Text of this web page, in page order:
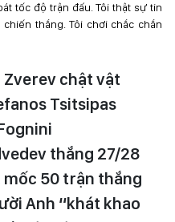
tốc độ trận đấu. Tôi thật sự tin
thắng. Tôi chơi chắc chắn
Zverev chật vật
Tsitsipas
thắng 27/28
mốc 50 trận thắng
Anh “khát khao